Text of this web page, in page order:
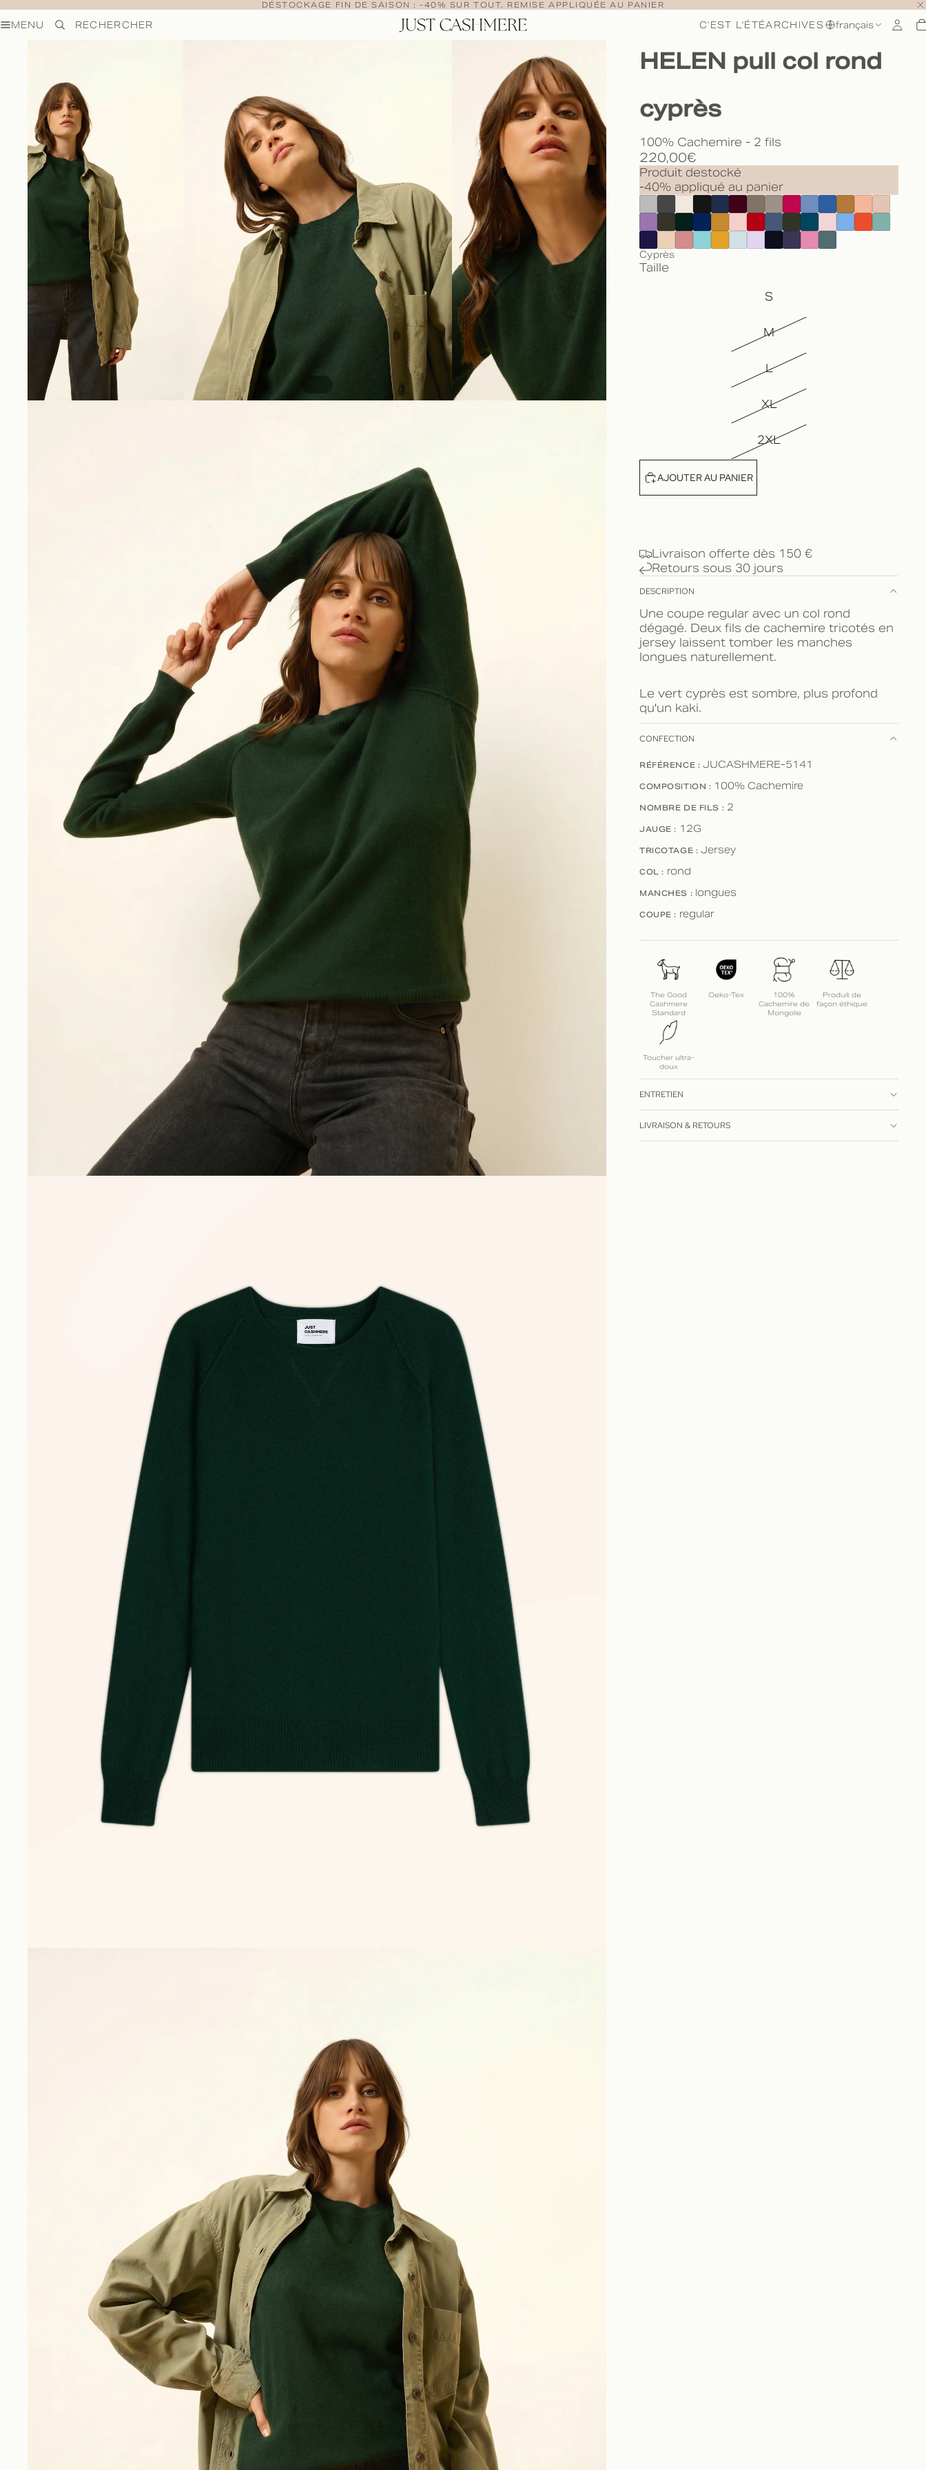
DÉSTOCKAGE FIN DE SAISON : -40% SUR TOUT, REMISE APPLIQUÉE AU PANIER
MENU RECHERCHER C'EST L'ÉTÉARCHIVES français
HELEN pull col rond
cyprès
100% Cachemire - 2 fils
220,00€
Produit destocké
-40% appliqué au panier
Cyprès
Taille
S
M
L
XL
2XL
AJOUTER AU PANIER
Livraison offerte dès 150 €
Retours sous 30 jours
DESCRIPTION
Une coupe regular avec un col rond
dégagé. Deux fils de cachemire tricotés en
jersey laissent tomber les manches
longues naturellement.
Le vert cyprès est sombre, plus profond
qu'un kaki.
CONFECTION
RÉFÉRENCE : JUCASHMERE-5141
COMPOSITION : 100% Cachemire
NOMBRE DE FILS : 2
JAUGE : 12G
TRICOTAGE : Jersey
COL : rond
MANCHES : longues
COUPE : regular
The Good
Cashmere
Standard
Oeko-Tex
100%
Cachemire de
Mongolie
Produit de
façon éthique
Toucher ultra-
doux
ENTRETIEN
LIVRAISON & RETOURS